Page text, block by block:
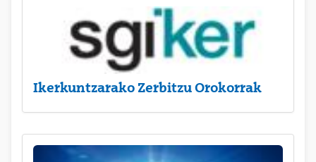
Ikerkuntzarako Zerbitzu Orokorrak